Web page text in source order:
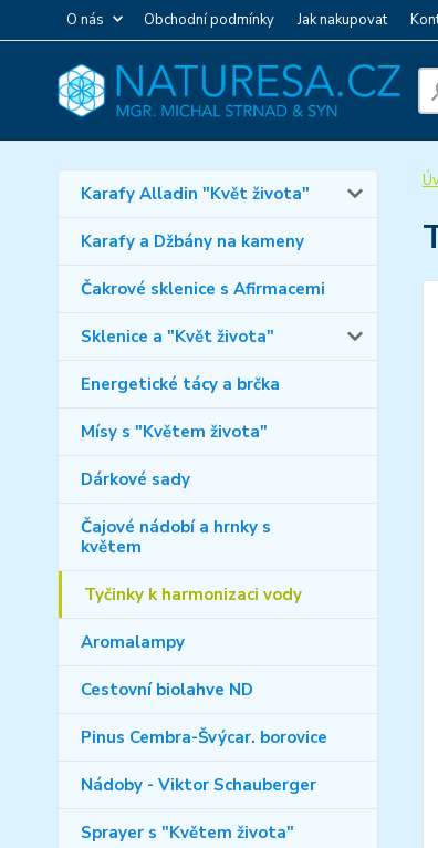
O nás Obchodní podmínky Jak nakupovat
Karafy Alladin "Květ života"
Karafy a Džbány na kameny
Čakrové sklenice s Afirmacemi
Sklenice a "Květ života"
Energetické tácy a brčka
Mísy s "Květem života"
Dárkové sady
Čajové nádobí a hrnky s
květem
Tyčinky k harmonizaci vody
Aromalampy
Cestovní biolahve ND
Pinus Cembra-Švýcar. borovice
Nádoby - Viktor Schauberger
Sprayer s "Květem života"